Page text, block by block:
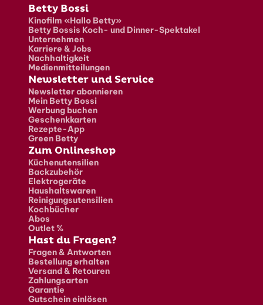
Fusszeile
Betty Bossi
Kinofilm «Hallo Betty»
Betty Bossis Koch- und Dinner-Spektakel
Unternehmen
Karriere & Jobs
Nachhaltigkeit
Medienmitteilungen
Newsletter und Service
Newsletter abonnieren
Mein Betty Bossi
Werbung buchen
Geschenkkarten
Rezepte-App
Green Betty
Zum Onlineshop
Küchenutensilien
Backzubehör
Elektrogeräte
Haushaltswaren
Reinigungsutensilien
Kochbücher
Abos
Outlet %
Hast du Fragen?
Fragen & Antworten
Bestellung erhalten
Versand & Retouren
Zahlungsarten
Garantie
Gutschein einlösen